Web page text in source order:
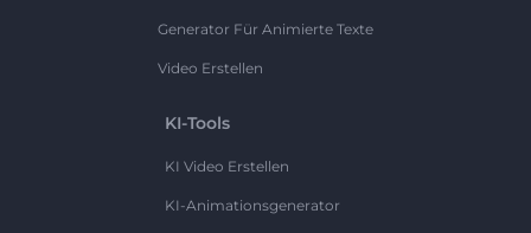
Generator Für Animierte Texte
Video Erstellen
KI-Tools
KI Video Erstellen
KI-Animationsgenerator